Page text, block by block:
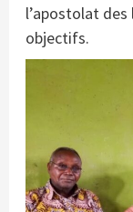
l’apostolat
objectifs.